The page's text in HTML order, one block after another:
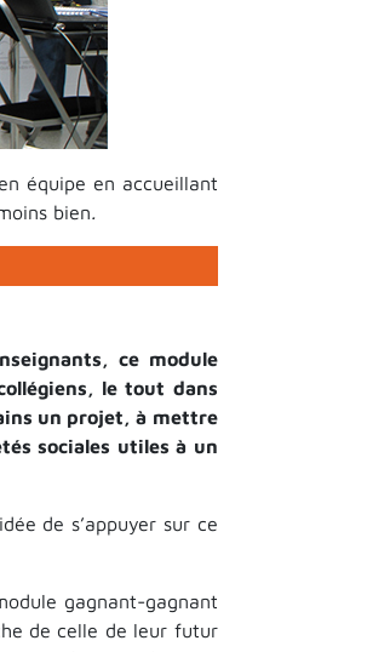
équipe en accueillant
bien.
ce module
le tout dans
un projet, à mettre
sociales utiles à un
de s’appuyer sur ce
gagnant-gagnant
de celle de leur futur